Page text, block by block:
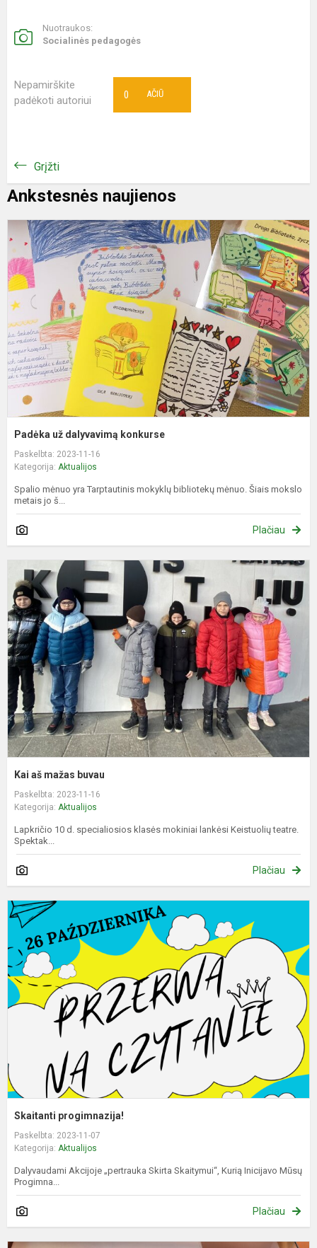
Nuotraukos:
Socialinės pedagogės
Nepamirškite
padėkoti autoriui
AČIŪ
0
Grįžti
Ankstesnės naujienos
Padėka už dalyvavimą konkurse
Paskelbta: 2023-11-16
Kategorija: Aktualijos
Spalio mėnuo yra Tarptautinis mokyklų bibliotekų mėnuo. Šiais mokslo
metais jo š...
Plačiau
Kai aš mažas buvau
Paskelbta: 2023-11-16
Kategorija: Aktualijos
Lapkričio 10 d. specialiosios klasės mokiniai lankėsi Keistuolių teatre.
Spektak...
Plačiau
Skaitanti progimnazija!
Paskelbta: 2023-11-07
Kategorija: Aktualijos
Dalyvaudami Akcijoje „pertrauka Skirta Skaitymui“, Kurią Inicijavo Mūsų
Progimna...
Plačiau